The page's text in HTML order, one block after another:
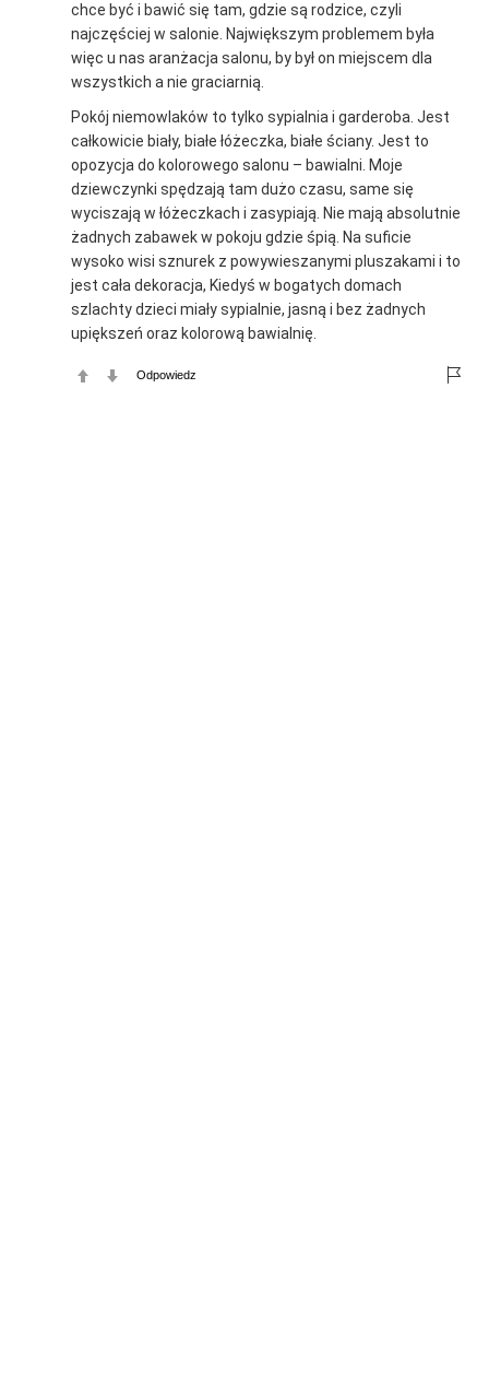
chce być i bawić się tam, gdzie są rodzice, czyli
najczęściej w salonie. Największym problemem była
więc u nas aranżacja salonu, by był on miejscem dla
wszystkich a nie graciarnią.
Pokój niemowlaków to tylko sypialnia i garderoba. Jest
całkowicie biały, białe łóżeczka, białe ściany. Jest to
opozycja do kolorowego salonu – bawialni. Moje
dziewczynki spędzają tam dużo czasu, same się
wyciszają w łóżeczkach i zasypiają. Nie mają absolutnie
żadnych zabawek w pokoju gdzie śpią. Na suficie
wysoko wisi sznurek z powywieszanymi pluszakami i to
jest cała dekoracja, Kiedyś w bogatych domach
szlachty dzieci miały sypialnie, jasną i bez żadnych
upiększeń oraz kolorową bawialnię.
Odpowiedz